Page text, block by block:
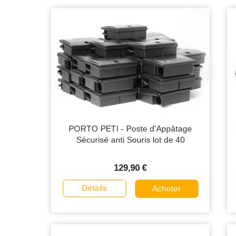
PORTO PETI - Poste d'Appâtage
Sécurisé anti Souris lot de 40
129,90 €
Détails Acheter